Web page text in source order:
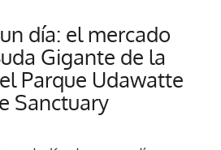
día: el mercado
Gigante de la
Parque Udawatte
Sanctuary